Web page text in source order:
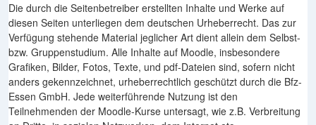
Die durch die Seitenbetreiber erstellten Inhalte und Werke auf
diesen Seiten unterliegen dem deutschen Urheberrecht. Das zur
Verfügung stehende Material jeglicher Art dient allein dem Selbst-
bzw. Gruppenstudium. Alle Inhalte auf Moodle, insbesondere
Grafiken, Bilder, Fotos, Texte, und pdf-Dateien sind, sofern nicht
anders gekennzeichnet, urheberrechtlich geschützt durch die Bfz-
Essen GmbH. Jede weiterführende Nutzung ist den
Teilnehmenden der Moodle-Kurse untersagt, wie z.B. Verbreitung